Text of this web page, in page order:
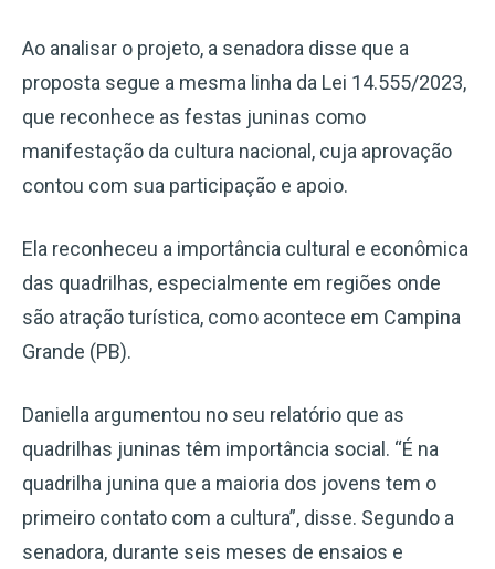
Ao analisar o projeto, a senadora disse que a
proposta segue a mesma linha da Lei 14.555/2023,
que reconhece as festas juninas como
manifestação da cultura nacional, cuja aprovação
contou com sua participação e apoio.
Ela reconheceu a importância cultural e econômica
das quadrilhas, especialmente em regiões onde
são atração turística, como acontece em Campina
Grande (PB).
Daniella argumentou no seu relatório que as
quadrilhas juninas têm importância social. “É na
quadrilha junina que a maioria dos jovens tem o
primeiro contato com a cultura”, disse. Segundo a
senadora, durante seis meses de ensaios e